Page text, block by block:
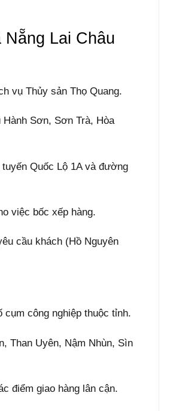
Lai Châu
vụ Thủy sản Thọ Quang.
Sơn, Sơn Trà, Hòa
Quốc Lộ 1A và đường
việc bốc xếp hàng.
cầu khách (Hồ Nguyên
công nghiệp thuộc tỉnh.
Than Uyên, Nậm Nhùn, Sìn
điểm giao hàng lân cận.